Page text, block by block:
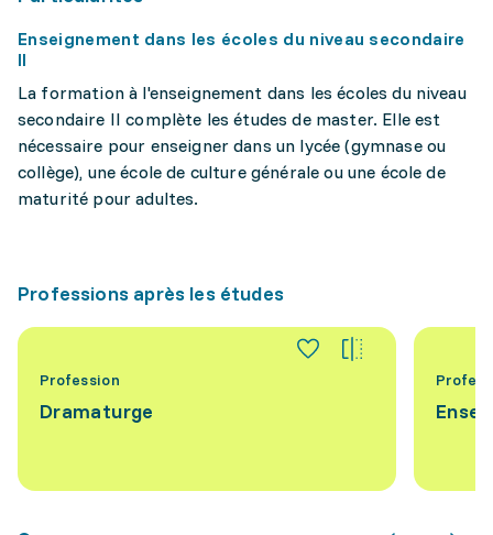
Enseignement dans les écoles du niveau secondaire
II
La formation à l'enseignement dans les écoles du niveau
secondaire II complète les études de master. Elle est
nécessaire pour enseigner dans un lycée (gymnase ou
collège), une école de culture générale ou une école de
maturité pour adultes.
Professions après les études
Profession
Dramaturge